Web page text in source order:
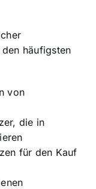
häufigsten
von
die in
für den Kauf